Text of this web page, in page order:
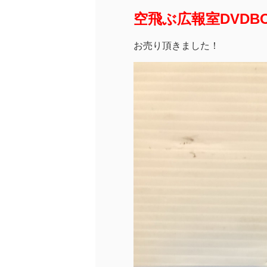
空飛ぶ広報室
お売り頂きました！